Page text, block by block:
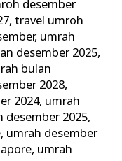
desember
,travel umroh
, umrah
desember 2025,
bulan
2028,
2024, umrah
desember 2025,
, umrah desember
, umrah